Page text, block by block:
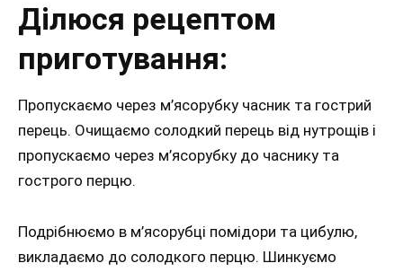
Ділюся рецептом
приготування:
Пропускаємо через м’ясорубку часник та гострий
перець. Очищаємо солодкий перець від нутрощів і
пропускаємо через м’ясорубку до часнику та
гострого перцю.
Подрібнюємо в м’ясорубці помідори та цибулю,
викладаємо до солодкого перцю. Шинкуємо